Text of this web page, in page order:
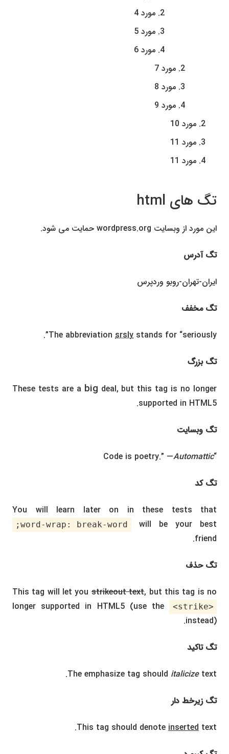
مورد 4
مورد 5
مورد 6
مورد 7
مورد 8
مورد 9
مورد 10
مورد 11
مورد 11
تگ های html
این مورد از وبسایت wordpress.org حمایت می شود.
تگ آدرس
ایران-تهران-روبو وردپرس
تگ مخفف
The abbreviation srsly stands for “seriously”.
تگ بزرگ
These tests are a big deal, but this tag is no longer
supported in HTML5.
تگ وبسایت
“Code is poetry.” —
Automattic
تگ کد
You will learn later on in these tests that
word-wrap: break-word;
will be your best
friend.
تگ حذف
This tag will let youstrikeout text, but this tag is no
longer supported in HTML5 (use the
<strike>
instead).
تگ تاکید
The emphasize tag should italicizetext.
تگ زیرخط دار
This tag should denote inserted text.